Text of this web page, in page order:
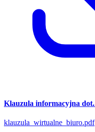
Klauzula informacyjna
klauzula_wirtualne_biuro.pdf